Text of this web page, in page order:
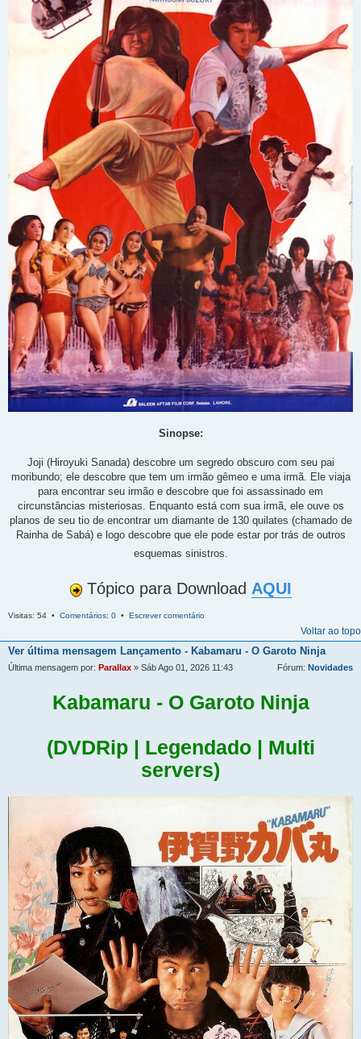
Sinopse:
Joji (Hiroyuki Sanada) descobre um segredo obscuro com seu pai
moribundo; ele descobre que tem um irmão gêmeo e uma irmã. Ele viaja
para encontrar seu irmão e descobre que foi assassinado em
circunstâncias misteriosas. Enquanto está com sua irmã, ele ouve os
planos de seu tio de encontrar um diamante de 130 quilates (chamado de
Rainha de Sabá) e logo descobre que ele pode estar por trás de outros
esquemas sinistros.
Tópico para Download AQUI
Visitas: 54 • Comentários: 0 • Escrever comentário
Voltar ao topo
Ver última mensagem Lançamento - Kabamaru - O Garoto Ninja
Última mensagem por: Parallax » Sáb Ago 01, 2026 11:43 Fórum: Novidades
Kabamaru - O Garoto Ninja
(DVDRip | Legendado | Multi
servers)